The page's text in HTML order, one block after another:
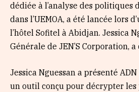
dédiée à l’analyse des politiques
dans l’UEMOA, a été lancée lors
l’hôtel Sofitel à Abidjan. Jessica
Générale de JEN’S Corporation,
Jessica Nguessan a présenté
un outil conçu pour décrypter